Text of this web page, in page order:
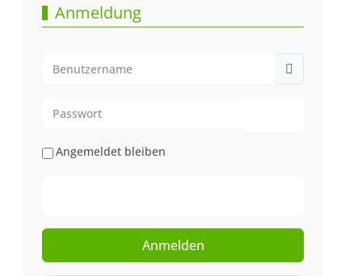
Anmeldung
Angemeldet bleiben
Anmelden